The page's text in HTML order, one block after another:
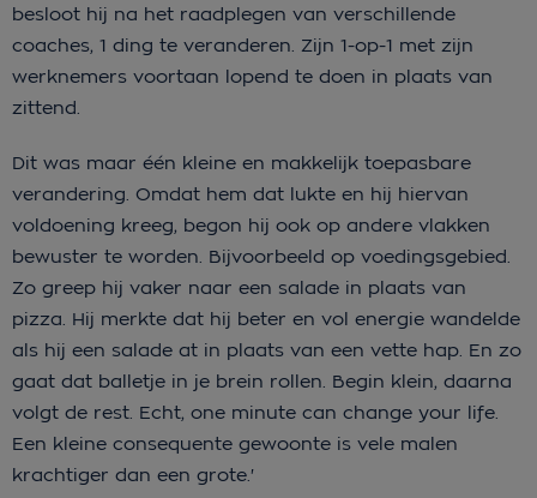
besloot hij na het raadplegen van verschillende
coaches, 1 ding te veranderen. Zijn 1-op-1 met zijn
werknemers voortaan lopend te doen in plaats van
zittend.
Dit was maar één kleine en makkelijk toepasbare
verandering. Omdat hem dat lukte en hij hiervan
voldoening kreeg, begon hij ook op andere vlakken
bewuster te worden. Bijvoorbeeld op voedingsgebied.
Zo greep hij vaker naar een salade in plaats van
pizza. Hij merkte dat hij beter en vol energie wandelde
als hij een salade at in plaats van een vette hap. En zo
gaat dat balletje in je brein rollen. Begin klein, daarna
volgt de rest. Echt, one minute can change your life.
Een kleine consequente gewoonte is vele malen
krachtiger dan een grote.'